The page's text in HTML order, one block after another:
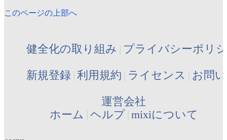
このページの上部へ
健全化の取り組み プライバシーポリ
新規登録 利用規約 ライセンス お問
運営会社
ホーム ヘルプ mixiについて